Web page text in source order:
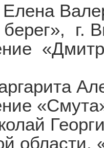
Елена
г.
области,